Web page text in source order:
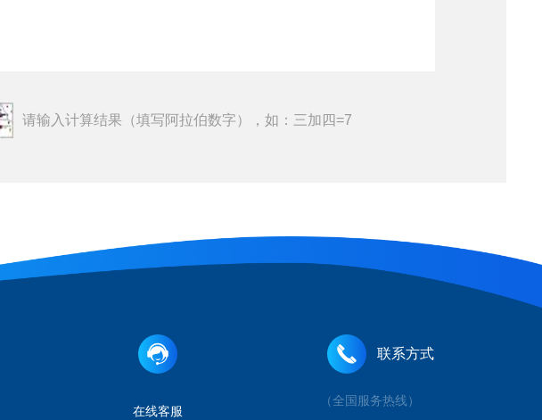
请输入计算结果（填写阿拉伯数字），如：三加四=7
在线客服
联系方式
（全国服务热线）